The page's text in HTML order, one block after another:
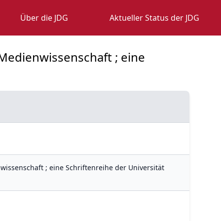
Über die JDG Aktueller Status der JDG
; eine
; eine Schriftenreihe der Universität